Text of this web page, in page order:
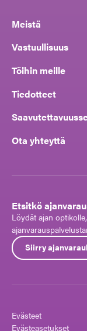
Meistä
Vastuullisuus
Töihin meille
Tiedotteet
Ota yhteyttä
Etsitkö
Löydät ajan
Siirry
Evästeet
Evästeasetukset